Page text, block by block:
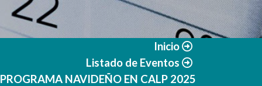
Inicio
Listado de Eventos
PROGRAMA NAVIDEÑO EN CALP 2025